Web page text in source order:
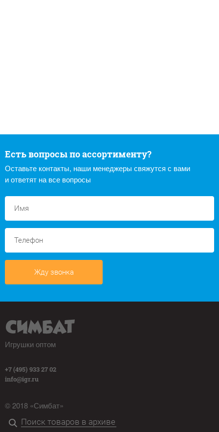
Есть вопросы по ассортименту?
Оставьте контакты, наши менеджеры свяжутся с вами
и ответят на все вопросы
Жду звонка
Игрушки оптом
+7 (495) 933 27 02
info@igr.ru
© 2018 «Симбат»